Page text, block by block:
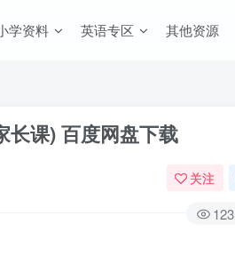
学资料 英语专区 其他资源
长课) 百度网盘下载
关注
123